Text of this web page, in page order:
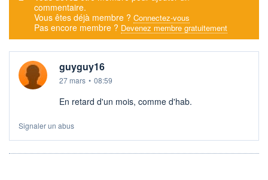
commentaire.
Vous êtes déjà membre ? Connectez-vous
Pas encore membre ? Devenez membre gratuitement
guyguy16
27 mars • 08:59
En retard d'un mois, comme d'hab.
Signaler un abus